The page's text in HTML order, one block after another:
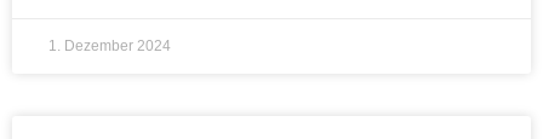
1. Dezember 2024